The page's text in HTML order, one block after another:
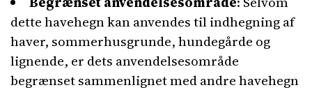
dette havehegn kan anvendes til indhegning af
haver, sommerhusgrunde, hundegårde og
lignende, er dets anvendelsesområde
begrænset sammenlignet med andre havehegn